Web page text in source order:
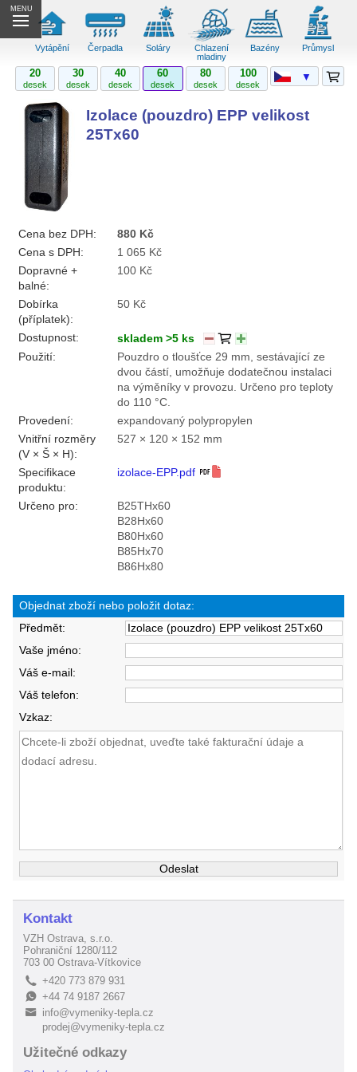
MENU
Vytápění Čerpadla Soláry
Chlazení
mladiny
Bazény Průmysl
20
desek
30
desek
40
desek
60
desek
80
desek
100
desek
Izolace (pouzdro) EPP velikost
25Tx60
Cena bez DPH:
880 Kč
Cena s DPH:
1 065 Kč
Dopravné +
balné:
100 Kč
Dobírka
(příplatek):
50 Kč
Dostupnost:
skladem >5 ks
Použití:
Pouzdro o tloušťce 29 mm, sestávající ze
dvou částí, umožňuje dodatečnou instalaci
na výměníky v provozu. Určeno pro teploty
do 110 °C.
Provedení:
expandovaný polypropylen
Vnitřní rozměry
(V × Š × H):
527 × 120 × 152 mm
Specifikace
produktu:
izolace-EPP.pdf
Určeno pro:
B25THx60
B28Hx60
B80Hx60
B85Hx70
B86Hx80
Objednat zboží nebo položit dotaz:
Předmět:
Vaše jméno:
Váš e-mail:
Váš telefon:
Vzkaz:
▼
Kontakt
VZH Ostrava, s.r.o.
Pohraniční 1280/112
703 00 Ostrava-Vítkovice
L +420 773 879 931
E+44 74 9187 2667
B
info@vymeniky-tepla.cz
prodej@vymeniky-tepla.cz
Užitečné odkazy